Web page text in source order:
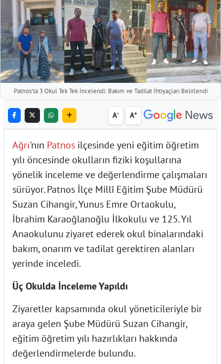
Patnos'ta 3 Okul Tek Tek İncelendi: Bakım ve Tadilat İhtiyaçları Belirlendi
A- A+
Ağrı'nın Patnos ilçesinde yeni eğitim öğretim
yılı öncesinde okulların fiziki koşullarına
yönelik inceleme ve değerlendirme çalışmaları
sürüyor. Patnos İlçe Millî Eğitim Şube Müdürü
Suzan Cihangir, Yunus Emre Ortaokulu,
İbrahim Karaoğlanoğlu İlkokulu ve 125. Yıl
Anaokulunu ziyaret ederek okul binalarındaki
bakım, onarım ve tadilat gerektiren alanları
yerinde inceledi.
Üç Okulda İnceleme Yapıldı
Ziyaretler kapsamında okul yöneticileriyle bir
araya gelen Şube Müdürü Suzan Cihangir,
eğitim öğretim yılı hazırlıkları hakkında
değerlendirmelerde bulundu.